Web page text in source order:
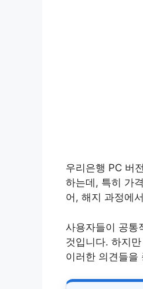
우리은행 PC 버
하는데, 특히 가
어, 해지 과정에
사용자들이 공통
것입니다. 하지
이러한 의견들을